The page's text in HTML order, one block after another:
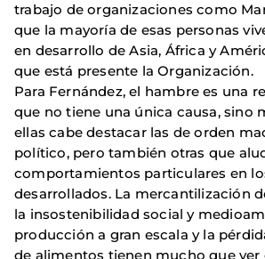
trabajo de organizaciones como
que la mayoría de esas personas
en desarrollo de Asia, África y
que está presente la Organización.
Para Fernández, el hambre es una
que no tiene una única causa, sino
ellas cabe destacar las de orden
político, pero también otras que
comportamientos particulares en
desarrollados. La mercantilización
la insostenibilidad social y
producción a gran escala y la
de alimentos tienen mucho que ver